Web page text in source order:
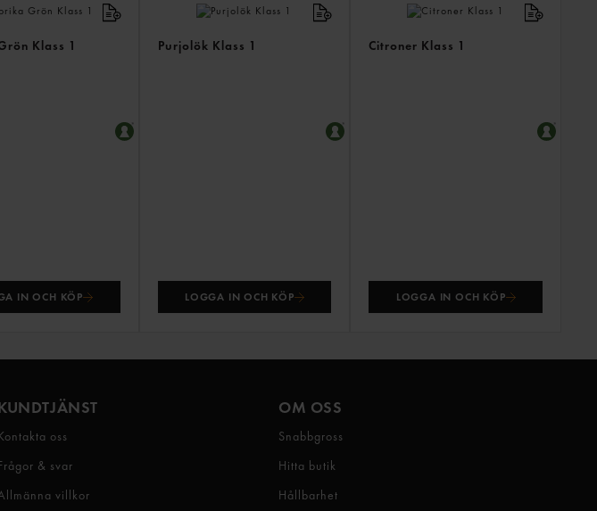
Klass 1
IN OCH KÖP
Purjolök Klass 1
LOGGA IN OCH KÖP
Citroner Klass 1
LOGGA IN OCH KÖP
oss
& svar
villkor
OM OSS
Snabbgross
Hitta butik
Hållbarhet